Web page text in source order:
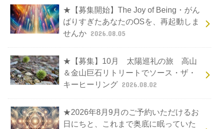
★【募集開始】The Joy of Being・がん
ばりすぎたあなたのOSを、再起動しま
せんか 2026.08.05
★【募集】10月 太陽巡礼の旅 高山
＆金山巨石リトリートでソース・ザ・
キーヒーリング 2026.08.02
★2026年8月9月のご予約いただけるお
日にちと、これまで奥底に眠っていた